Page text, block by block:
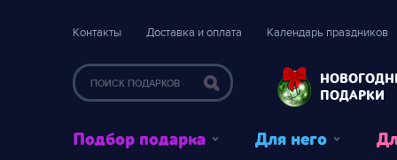
Контакты Доставка и оплата Календарь праздников
ПОДАРКИ
Подбор подарка Для него